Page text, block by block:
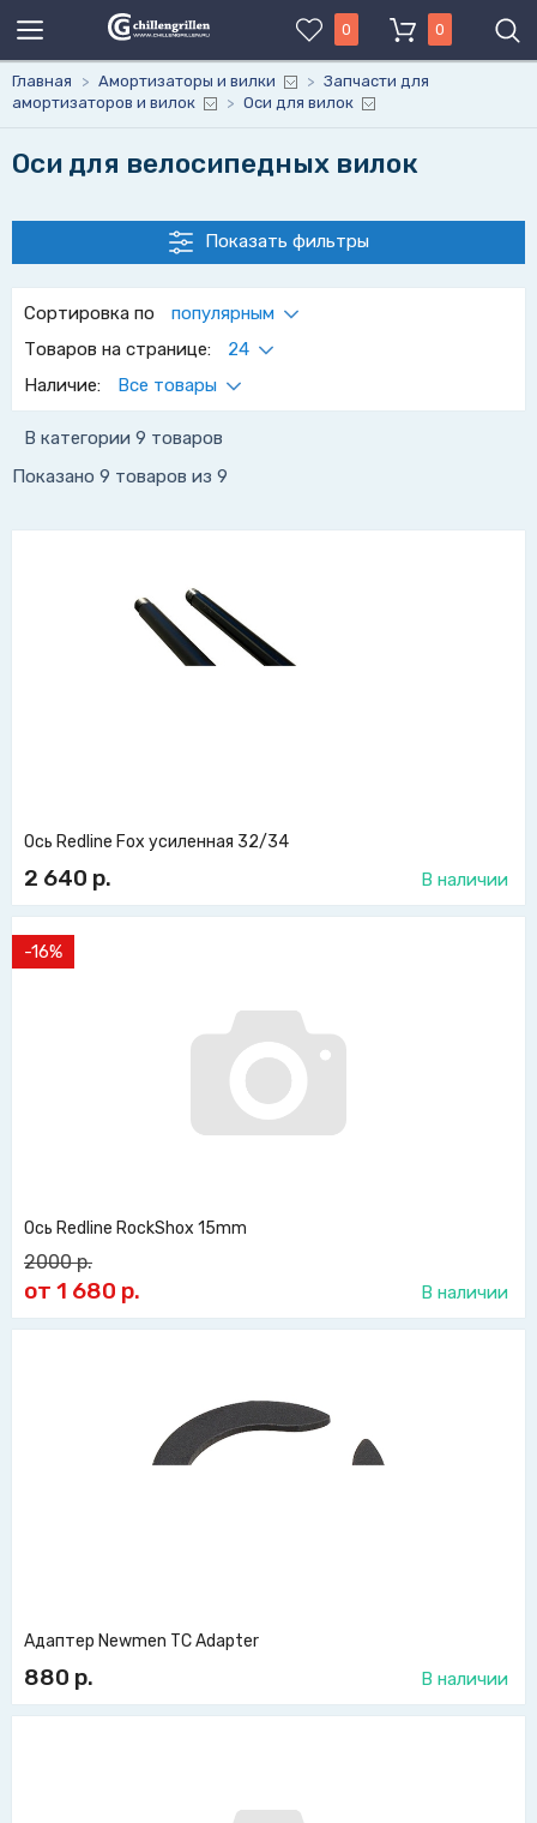
0 0
Главная > Амортизаторы и вилки > Запчасти для
амортизаторов и вилок
> Оси для вилок
Оси для велосипедных вилок
Показать фильтры
Сортировка по
популярным
Товаров на странице:
24
Наличие:
Все товары
В категории 9 товаров
Показано 9 товаров из 9
Ось Redline Fox усиленная 32/34
2 640 р. В наличии
-16%
Ось Redline RockShox 15mm
2000р.
от 1 680 р. В наличии
Адаптер Newmen TC Adapter
880 р. В наличии